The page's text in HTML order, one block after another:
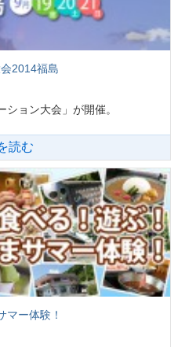
2014福島
ョン大会」が開催。
読む
マー体験！